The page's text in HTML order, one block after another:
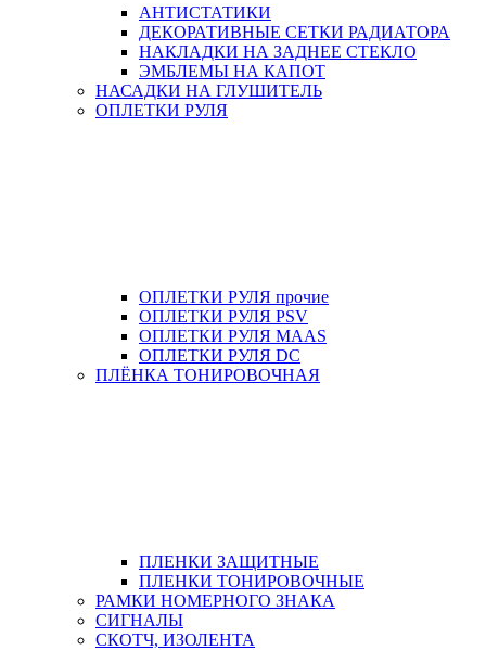
АНТИСТАТИКИ
ДЕКОРАТИВНЫЕ СЕТКИ РАДИАТОРА
НАКЛАДКИ НА ЗАДНЕЕ СТЕКЛО
ЭМБЛЕМЫ НА КАПОТ
НАСАДКИ НА ГЛУШИТЕЛЬ
ОПЛЕТКИ РУЛЯ
ОПЛЕТКИ РУЛЯ прочие
ОПЛЕТКИ РУЛЯ PSV
ОПЛЕТКИ РУЛЯ MAAS
ОПЛЕТКИ РУЛЯ DC
ПЛЁНКА ТОНИРОВОЧНАЯ
ПЛЕНКИ ЗАЩИТНЫЕ
ПЛЕНКИ ТОНИРОВОЧНЫЕ
РАМКИ НОМЕРНОГО ЗНАКА
СИГНАЛЫ
СКОТЧ, ИЗОЛЕНТА